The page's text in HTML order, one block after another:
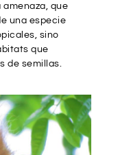
que
una especie
sino
que
de semillas.